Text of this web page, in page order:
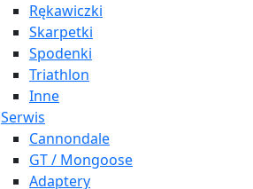
Rękawiczki
Skarpetki
Spodenki
Triathlon
Inne
Serwis
Cannondale
GT / Mongoose
Adaptery